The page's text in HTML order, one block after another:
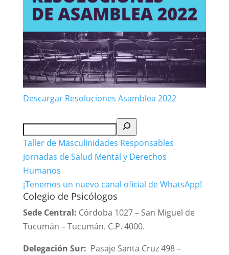
Descargar Resoluciones Asamblea 2022
Buscar
Taller de Masculinidades Responsables
Jornadas de Salud Mental y Derechos
Humanos
¡Tenemos un nuevo canal oficial de WhatsApp!
Colegio de Psicólogos
Sede Central: Córdoba 1027 – San Miguel de
Tucumán – Tucumán. C.P. 4000.
Delegación Sur: Pasaje Santa Cruz 498 –